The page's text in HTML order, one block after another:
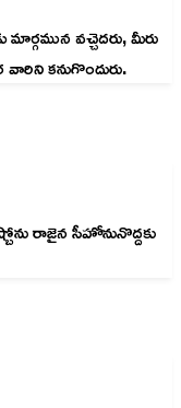
మార్గమున వచ్చెదరు, మీరు
కనుగొందురు.
రాజైన సీహోనునొద్దకు